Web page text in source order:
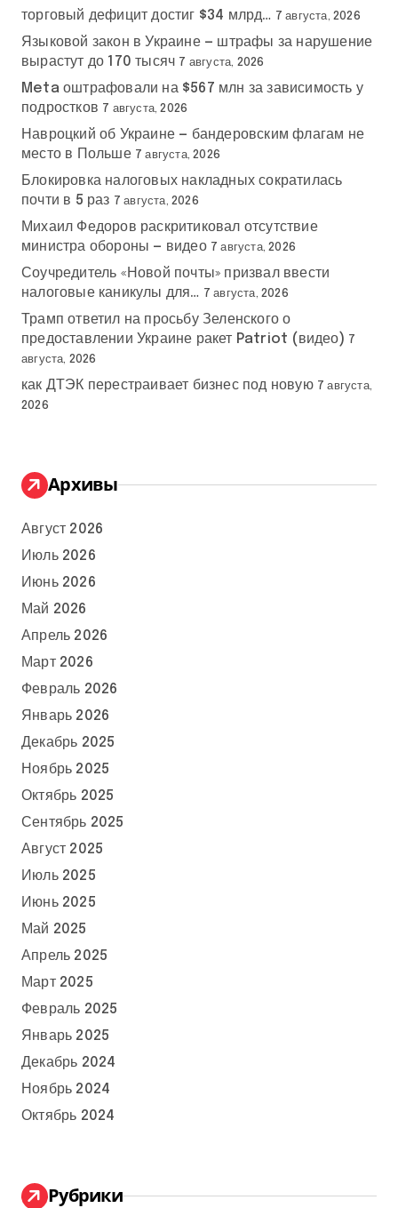
торговый дефицит достиг $34 млрд… 7 августа, 2026
Языковой закон в Украине — штрафы за нарушение
вырастут до 170 тысяч 7 августа, 2026
Meta оштрафовали на $567 млн за зависимость у
подростков 7 августа, 2026
Навроцкий об Украине — бандеровским флагам не
место в Польше 7 августа, 2026
Блокировка налоговых накладных сократилась
почти в 5 раз 7 августа, 2026
Михаил Федоров раскритиковал отсутствие
министра обороны — видео 7 августа, 2026
Соучредитель «Новой почты» призвал ввести
налоговые каникулы для… 7 августа, 2026
Трамп ответил на просьбу Зеленского о
предоставлении Украине ракет Patriot (видео) 7
августа, 2026
как ДТЭК перестраивает бизнес под новую 7 августа,
2026
Архивы
Август 2026
Июль 2026
Июнь 2026
Май 2026
Апрель 2026
Март 2026
Февраль 2026
Январь 2026
Декабрь 2025
Ноябрь 2025
Октябрь 2025
Сентябрь 2025
Август 2025
Июль 2025
Июнь 2025
Май 2025
Апрель 2025
Март 2025
Февраль 2025
Январь 2025
Декабрь 2024
Ноябрь 2024
Октябрь 2024
Рубрики